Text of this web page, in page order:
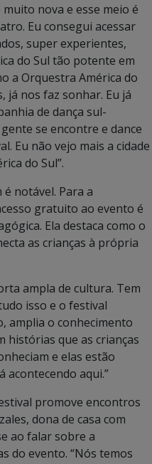
muito nova e esse meio é
Eu consegui acessar
super experientes,
do Sul tão potente em
a Orquestra América do
já nos faz sonhar. Eu já
de dança sul-
se encontre e dance
Eu não vejo mais a cidade
do Sul”.
notável. Para a
gratuito ao evento é
Ela destaca como o
as crianças à própria
ampla de cultura. Tem
isso e o festival
amplia o conhecimento
histórias que as crianças
e elas estão
acontecendo aqui.”
promove encontros
dona de casa com
ao falar sobre a
do evento. “Nós temos